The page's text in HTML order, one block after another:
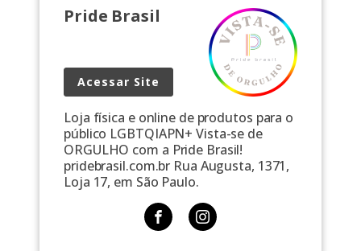
Pride Brasil
Acessar Site
Loja física e online de produtos para o
público LGBTQIAPN+ Vista-se de
ORGULHO com a Pride Brasil!
pridebrasil.com.br Rua Augusta, 1371,
Loja 17, em São Paulo.